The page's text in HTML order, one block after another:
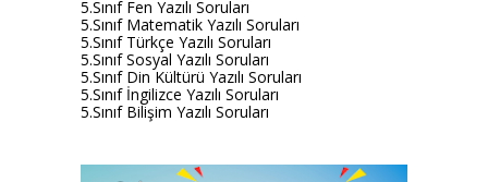
5.Sınıf Fen Yazılı Soruları
5.Sınıf Matematik Yazılı Soruları
5.Sınıf Türkçe Yazılı Soruları
5.Sınıf Sosyal Yazılı Soruları
5.Sınıf Din Kültürü Yazılı Soruları
5.Sınıf İngilizce Yazılı Soruları
5.Sınıf Bilişim Yazılı Soruları